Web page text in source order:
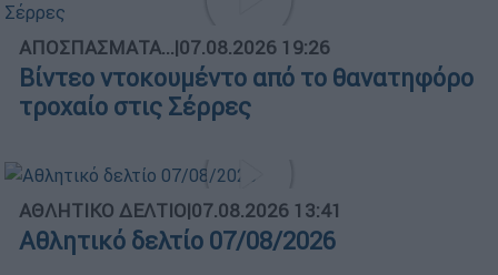
ΑΠΟΣΠΑΣΜΑΤΑ...|07.08.2026 19:26
Βίντεο ντοκουμέντο από το θανατηφόρο
τροχαίο στις Σέρρες
ΑΘΛΗΤΙΚΟ ΔΕΛΤΙΟ|07.08.2026 13:41
Αθλητικό δελτίο 07/08/2026